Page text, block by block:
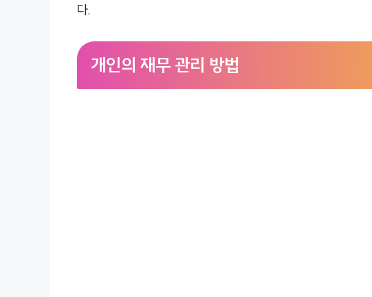
다.
개인의 재무 관리 방법